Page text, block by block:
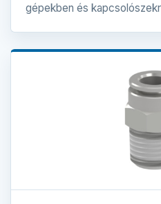
gépekben és